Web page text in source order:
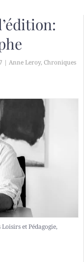
| Anne Leroy,Chroniques
et Pédagogie,